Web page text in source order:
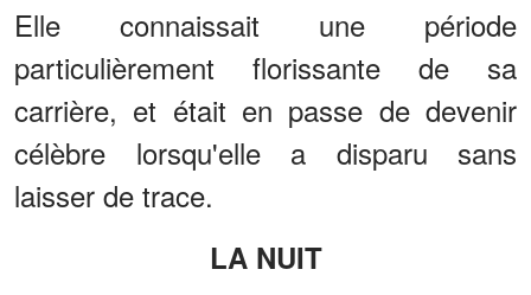
Elle connaissait une période
particulièrement florissante de sa
carrière, et était en passe de devenir
célèbre lorsqu'elle a disparu sans
laisser de trace.
LA NUIT